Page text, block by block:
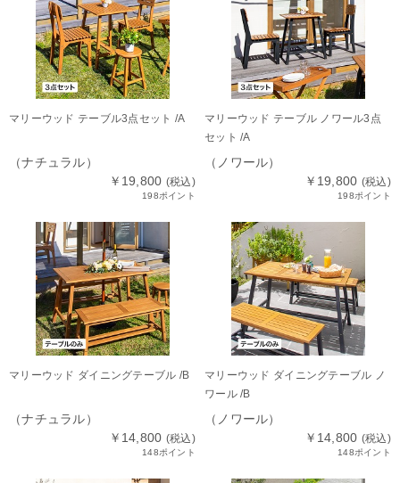
マリーウッド テーブル3点セット /A
（ナチュラル）
￥19,800 (税込)
198ポイント
マリーウッド テーブル ノワール3点
セット /A
（ノワール）
￥19,800 (税込)
198ポイント
マリーウッド ダイニングテーブル /B
（ナチュラル）
￥14,800 (税込)
148ポイント
マリーウッド ダイニングテーブル ノ
ワール /B
（ノワール）
￥14,800 (税込)
148ポイント